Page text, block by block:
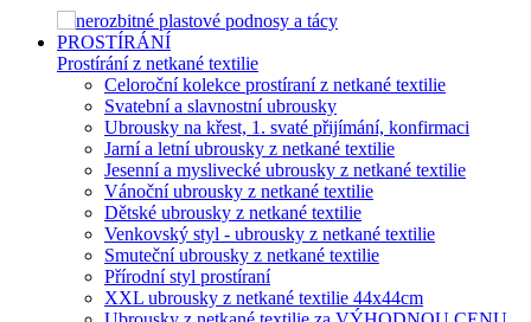
PROSTÍRÁNÍ
Prostírání z netkané textilie
Celoroční kolekce prostíraní z netkané textilie
Svatební a slavnostní ubrousky
Ubrousky na křest, 1. svaté přijímání, konfirmaci
Jarní a letní ubrousky z netkané textilie
Jesenní a myslivecké ubrousky z netkané textilie
Vánoční ubrousky z netkané textilie
Dětské ubrousky z netkané textilie
Venkovský styl - ubrousky z netkané textilie
Smuteční ubrousky z netkané textilie
Přírodní styl prostíraní
XXL ubrousky z netkané textilie 44x44cm